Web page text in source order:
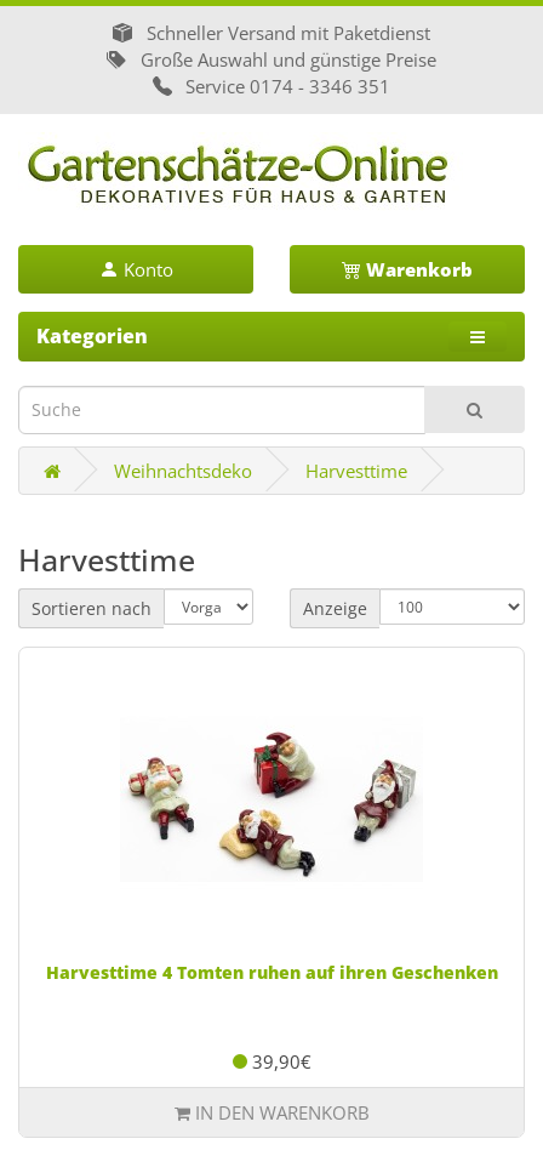
Schneller Versand mit Paketdienst
Große Auswahl und günstige Preise
Service0174 - 3346 351
Konto Warenkorb
Kategorien
Weihnachtsdeko Harvesttime
Harvesttime
Sortieren nach Anzeige
Harvesttime 4 Tomten ruhen auf ihren Geschenken
39,90€
IN DEN WARENKORB